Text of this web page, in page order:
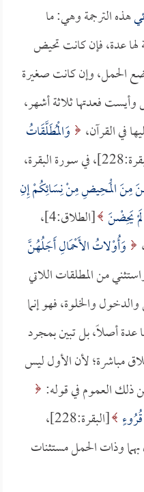
هذه الترجمة وهي: ما
لها عدة، فإن كانت تحيض
الحمل، وإن كانت صغيرة
فعدتها ثلاثة أشهر،
في القرآن،
وَالْمُطَلَّقَاتُ
[البقرة:228]، في سورة البقرة،
مِنَ الْمَحِيضِ مِنْ نِسَائِكُمْ إِنِ
يَحِضْنَ
[الطلاق:4]،
وَأُوْلاتُ الأَحْمَالِ أَجَلُهُنَّ
واستثني من المطلقات اللاتي
والخلوة، فهو إنما
عدة أصلاً، بل تبين بمجرد
مباشرة؛ لأن الأول ليس
ذلك العموم في قوله:
[البقرة:228]،
وذات الحمل مستثنات